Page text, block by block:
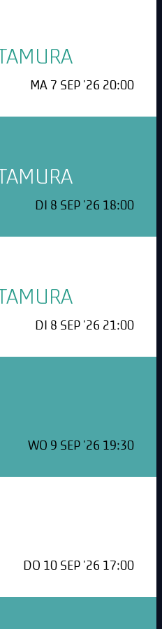
MA 7 SEP '26 20:00
DI 8 SEP '26 18:00
DI 8 SEP '26 21:00
WO 9 SEP '26 19:30
DO 10 SEP '26 17:00